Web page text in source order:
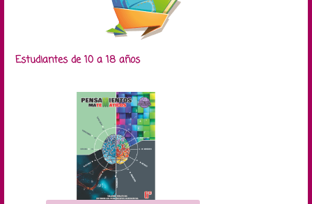
Estudiantes de 10 a 18 años